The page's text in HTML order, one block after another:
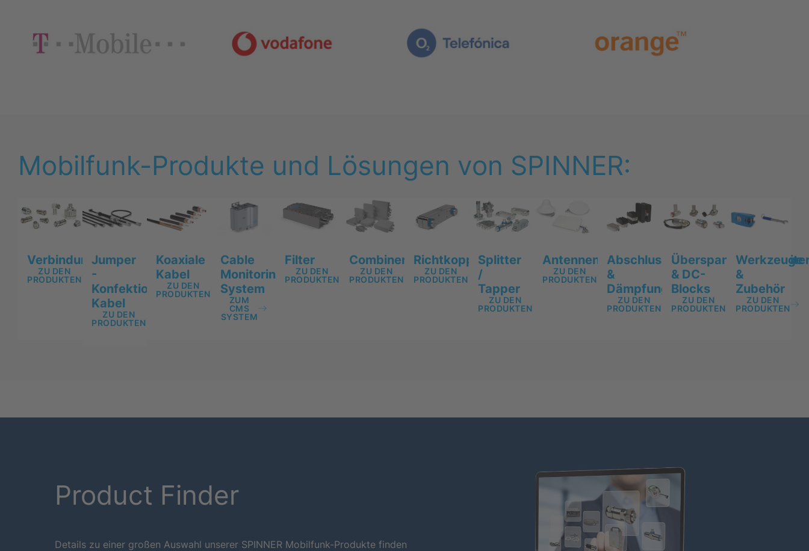
Mobilfunk-Produkte und Lösungen von SPINNER:
Verbindungselemente
ZU DEN
PRODUKTEN
Jumper
-
Konfektionierte
Kabel
ZU DEN
PRODUKTEN
Koaxiale
Kabel
ZU DEN
PRODUKTEN
Cable
Monitoring
System
ZUM
CMS
SYSTEM
Filter
ZU DEN
PRODUKTEN
Combiner
ZU DEN
PRODUKTEN
Richtkoppler
ZU DEN
PRODUKTEN
Splitter
/
Tapper
ZU DEN
PRODUKTEN
Antennen
ZU DEN
PRODUKTEN
Abschlusswiderstände
&
Dämpfungsglieder
ZU DEN
PRODUKTEN
& DC-
Blocks
ZU DEN
PRODUKTEN
Werkzeuge
&
Zubehör
ZU DEN
PRODUKTEN
Product Finder
Details zu einer großen Auswahl unserer SPINNER Mobilfunk-Produkte finden